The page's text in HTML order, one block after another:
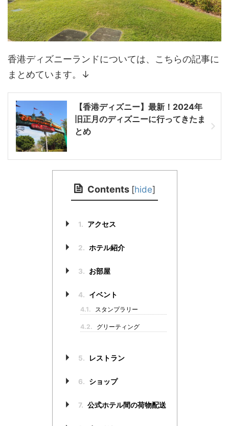
香港ディズニーランドについては、こちらの記事に
まとめています。↓
【香港ディズニー】最新！2024年
旧正月のディズニーに行ってきたま
とめ
Contents [hide]
1. アクセス
2. ホテル紹介
3. お部屋
4. イベント
4.1. スタンプラリー
4.2. グリーティング
5. レストラン
6. ショップ
7. 公式ホテル間の荷物配送